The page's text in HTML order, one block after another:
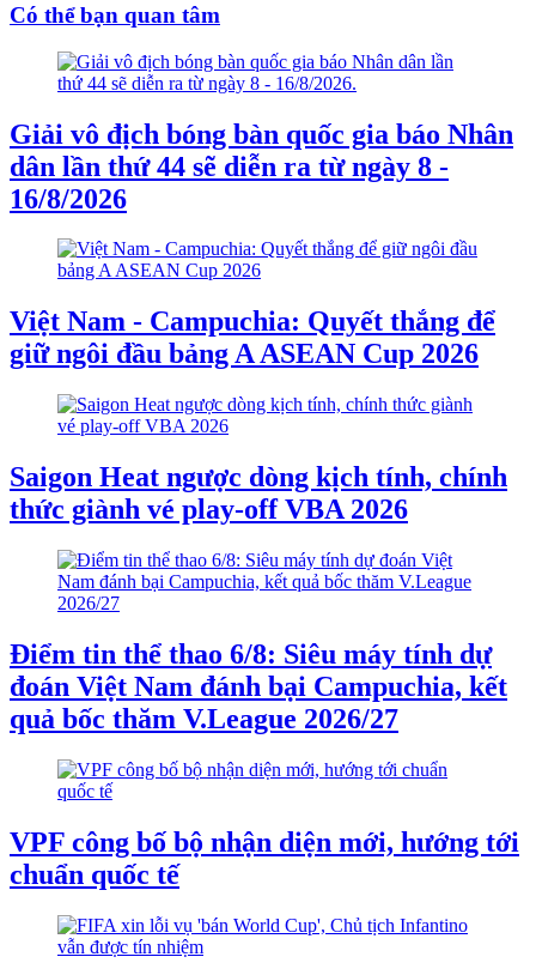
Có thể bạn quan tâm
Giải vô địch bóng bàn quốc gia báo Nhân
dân lần thứ 44 sẽ diễn ra từ ngày 8 -
16/8/2026
Việt Nam - Campuchia: Quyết thắng để
giữ ngôi đầu bảng A ASEAN Cup 2026
Saigon Heat ngược dòng kịch tính, chính
thức giành vé play-off VBA 2026
Điểm tin thể thao 6/8: Siêu máy tính dự
đoán Việt Nam đánh bại Campuchia, kết
quả bốc thăm V.League 2026/27
VPF công bố bộ nhận diện mới, hướng tới
chuẩn quốc tế